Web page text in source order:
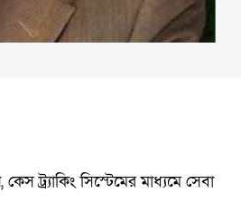
ট্র্যাকিং সিস্টেমের মাধ্যমে সেবা